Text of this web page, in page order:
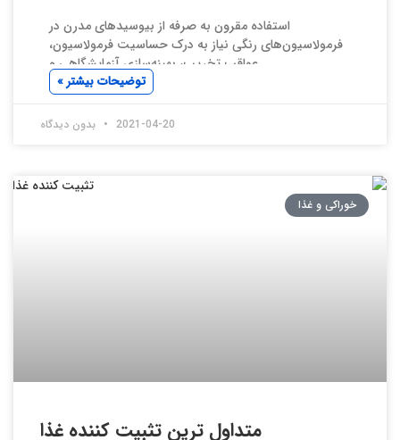
استفاده مقرون به صرفه از بیوسیدهای مدرن در
فرمولاسیون‌های رنگی نیاز به درک حساسیت فرمولاسیون،
عواقب تخریب، بهینه‌سازی آزمایشگاهی و
توضیحات بیشتر »
2021-04-20 بدون دیدگاه
خوراکی و غذا
متداول ترین تثبیت کننده غذا